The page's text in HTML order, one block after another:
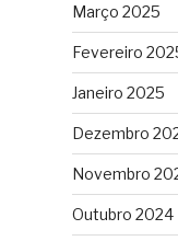
Março 2025
Fevereiro
Janeiro 2025
Dezembro
Novembro
Outubro 2024